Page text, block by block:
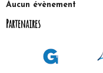
Aucun évènement
Partenaires